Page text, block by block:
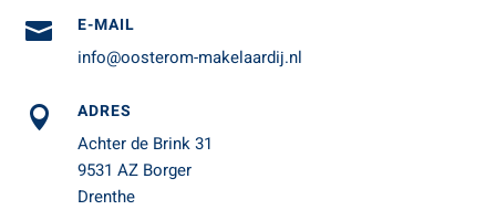
 E-MAIL
info@oosterom-makelaardij.nl
 ADRES
Achter de Brink 31
9531 AZ Borger
Drenthe